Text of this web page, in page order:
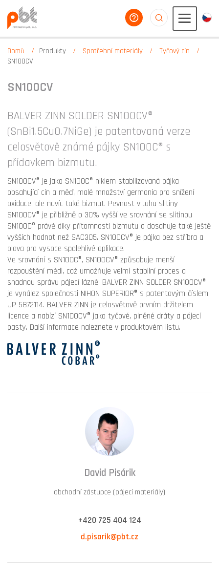
poradíme vám
Domů Produkty Spotřební materiály
Tyčový cín
SN100CV
SN100CV
BALVER ZINN SOLDER SN100CV®
(SnBi1.5Cu0.7NiGe) je patentovaná verze
celosvětově známé pájky SN100C® s
přídavkem bizmutu.
SN100CV® je jako SN100C® niklem-stabilizovaná pájka
obsahující cín a měď, malé množství germania pro snížení
oxidace, ale navíc také bizmut. Pevnost v tahu slitiny
SN100CV® je přibližně o 30% vyšší ve srovnání se slitinou
SN100C® právě díky přítomnosti bizmutu a dosahuje také ještě
vyšších hodnot než SAC305. SN100CV® je pájka bez stříbra a
olova pro vysoce spolehlivé aplikace.
Ve srovnání s SN100C®, SN100CV® způsobuje menší
rozpouštění mědi, což umožňuje velmi stabilní proces a
snadnou správu pájecí lázně. BALVER ZINN SOLDER SN100CV®
je vynález společnosti NIHON SUPERIOR® s patentovým číslem
JP 5872114. BALVER ZINN je celosvětově prvním držitelem
licence a nabízí SN100CV® jako tyčové, plněné dráty a pájecí
pasty. Další informace naleznete v produktovém listu.
David Pisárik
obchodní zástupce (pájecí materiály)
+420 725 404 124
d.pisarik@pbt.cz